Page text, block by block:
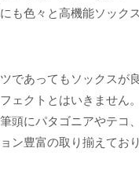
も色々と高機能ソック
であってもソックスが
ェクトとはいきません。
頭にパタゴニアやテコ
ン豊富の取り揃えてお